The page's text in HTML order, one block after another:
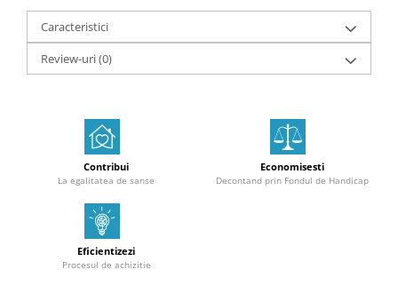
Caracteristici
Review-uri(0)
Contribui
La egalitatea de sanse
Economisesti
Decontand prin Fondul de Handicap
Eficientizezi
Procesul de achizitie